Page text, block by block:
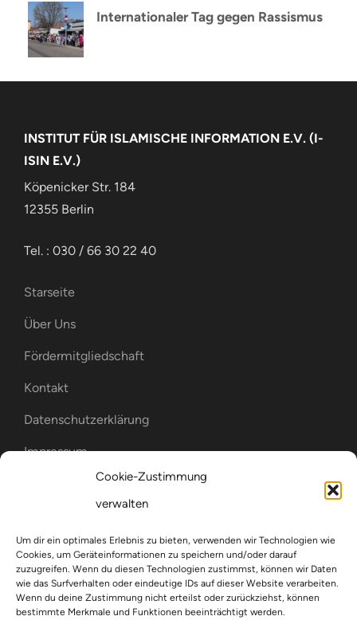
Cookie-Zustimmung
verwalten
Um dir ein optimales Erlebnis zu bieten, verwenden wir Technologien wie
Cookies, um Geräteinformationen zu speichern und/oder darauf
zuzugreifen. Wenn du diesen Technologien zustimmst, können wir Daten
wie das Surfverhalten oder eindeutige IDs auf dieser Website verarbeiten.
Wenn du deine Zustimmung nicht erteilst oder zurückziehst, können
bestimmte Merkmale und Funktionen beeinträchtigt werden.
Internationaler Tag gegen Rassismus
INSTITUT FÜR ISLAMISCHE INFORMATION E.V. (I-
ISIN E.V.)
Köpenicker Str. 184
12355 Berlin
Tel. : 030 / 66 30 22 40
Starseite
Über Uns
Fördermitgliedschaft
Kontakt
Datenschutzerklärung
Impressum
Cookie-Richtlinie (EU)